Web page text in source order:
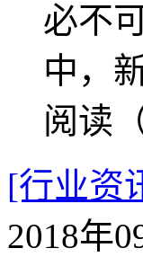
必不
中，
阅读
[行业资
2018年